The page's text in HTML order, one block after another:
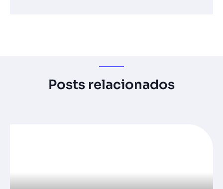
Posts relacionados